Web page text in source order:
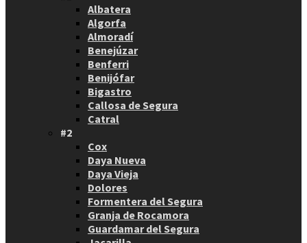
Albatera
Algorfa
Almoradí
Benejúzar
Benferri
Benijófar
Bigastro
Callosa de Segura
Catral
#2
Cox
Daya Nueva
Daya Vieja
Dolores
Formentera del Segura
Granja de Rocamora
Guardamar del Segura